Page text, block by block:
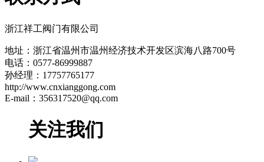
浙江祥工阀门有限公司
地址：浙江省温州市温州经济技术开发区滨海八路700号
电话：0577-86999887
孙经理：17757765177
http://www.cnxianggong.com
E-mail：356317520@qq.com
关注我们